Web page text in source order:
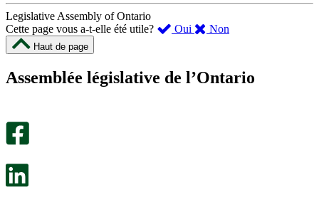
Legislative Assembly of Ontario
Cette page vous a-t-elle été utile?
Oui ,
été
Non
m’a
Haut de page
Assemblée législative de l’Ontario